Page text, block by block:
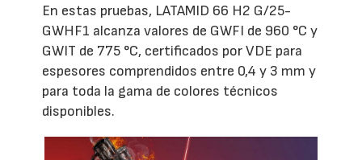
En estas pruebas, LATAMID 66 H2 G/25-
GWHF1 alcanza valores de GWFI de 960 °C y
GWIT de 775 °C, certificados por VDE para
espesores comprendidos entre 0,4 y 3 mm y
para toda la gama de colores técnicos
disponibles.